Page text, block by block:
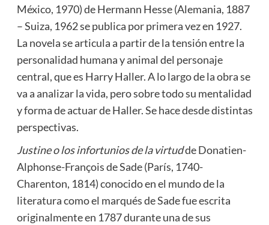
México, 1970) de Hermann Hesse (Alemania, 1887
– Suiza, 1962 se publica por primera vez en 1927.
La novela se articula a partir de la tensión entre la
personalidad humana y animal del personaje
central, que es Harry Haller. A lo largo de la obra se
va a analizar la vida, pero sobre todo su mentalidad
y forma de actuar de Haller. Se hace desde distintas
perspectivas.
Justine o los infortunios de la virtudde Donatien-
Alphonse-François de Sade (París, 1740-
Charenton, 1814) conocido en el mundo de la
literatura como el marqués de Sade fue escrita
originalmente en 1787 durante una de sus